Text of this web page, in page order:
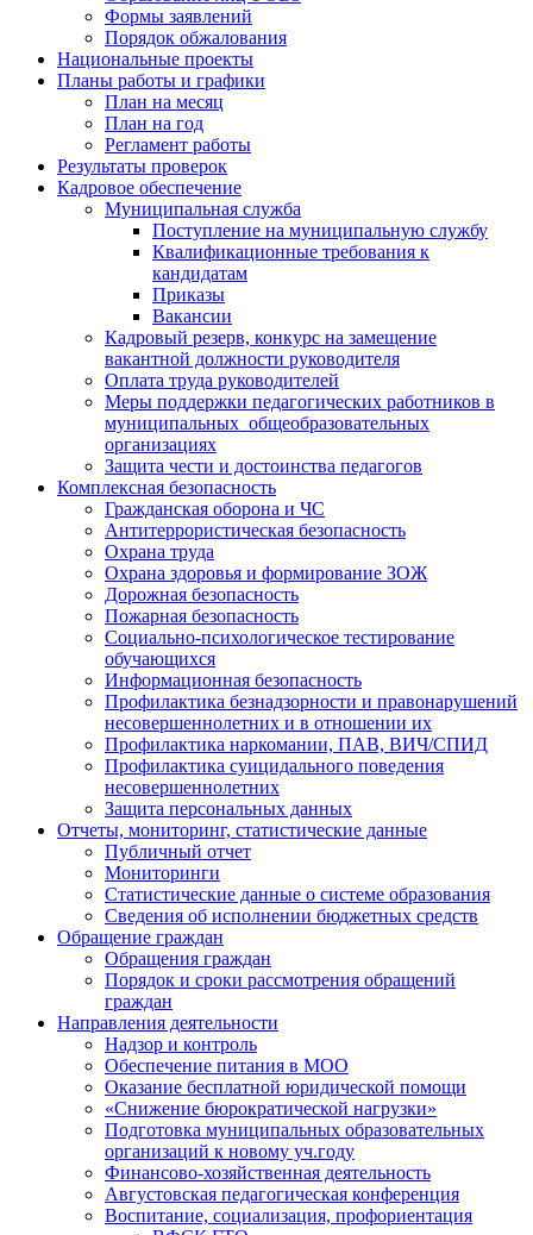
Формы заявлений
Порядок обжалования
Национальные проекты
Планы работы и графики
План на месяц
План на год
Регламент работы
Результаты проверок
Кадровое обеспечение
Муниципальная служба
Поступление на муниципальную службу
Квалификационные требования к
кандидатам
Приказы
Вакансии
Кадровый резерв, конкурс на замещение
вакантной должности руководителя
Оплата труда руководителей
Меры поддержки педагогических работников в
муниципальных общеобразовательных
организациях
Защита чести и достоинства педагогов
Комплексная безопасность
Гражданская оборона и ЧС
Антитеррористическая безопасность
Охрана труда
Охрана здоровья и формирование ЗОЖ
Дорожная безопасность
Пожарная безопасность
Социально-психологическое тестирование
обучающихся
Информационная безопасность
Профилактика безнадзорности и правонарушений
несовершеннолетних и в отношении их
Профилактика наркомании, ПАВ, ВИЧ/СПИД
Профилактика суицидального поведения
несовершеннолетних
Защита персональных данных
Отчеты, мониторинг, статистические данные
Публичный отчет
Мониторинги
Статистические данные о системе образования
Сведения об исполнении бюджетных средств
Обращение граждан
Обращения граждан
Порядок и сроки рассмотрения обращений
граждан
Направления деятельности
Надзор и контроль
Обеспечение питания в МОО
Оказание бесплатной юридической помощи
«Снижение бюрократической нагрузки»
Подготовка муниципальных образовательных
организаций к новому уч.году
Финансово-хозяйственная деятельность
Августовская педагогическая конференция
Воспитание, социализация, профориентация